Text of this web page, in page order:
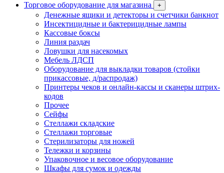
Торговое оборудование для магазина
+
Денежные ящики и детекторы и счетчики банкнот
Инсектицидные и бактерицидные лампы
Кассовые боксы
Линия раздач
Ловушки для насекомых
Мебель ЛДСП
Оборудование для выкладки товаров (стойки
прикассовые, д/распродаж)
Принтеры чеков и онлайн-кассы и сканеры штрих-
кодов
Прочее
Сейфы
Стеллажи складские
Стеллажи торговые
Стерилизаторы для ножей
Тележки и корзины
Упаковочное и весовое оборудование
Шкафы для сумок и одежды